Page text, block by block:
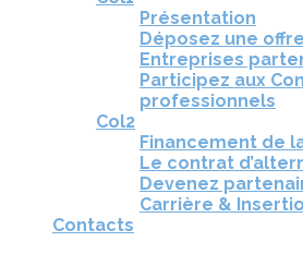
Présentation
Déposez une
Entreprises
Participez aux
professionnels
Col2
Financement de
Le contrat
Devenez
Carrière &
Contacts